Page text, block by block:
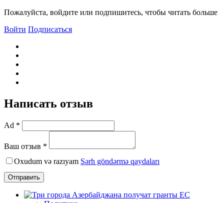
Пожалуйста, войдите или подпишитесь, чтобы читать больше
Войти Подписаться
Написать отзыв
Ad *
Ваш отзыв *
Oxudum və razıyam Şərh göndərmə qaydaları
Отправить